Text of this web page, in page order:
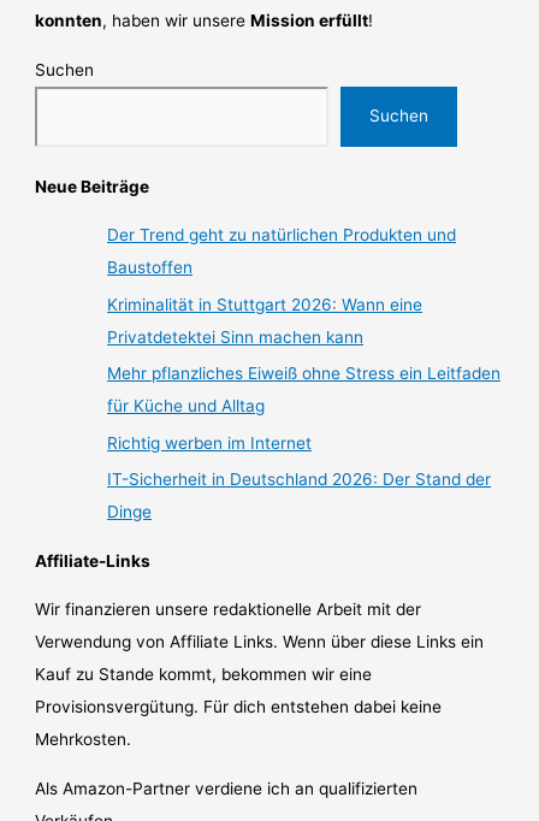
konnten, haben wir unsereMission erfüllt!
Suchen
Suchen
Neue Beiträge
Der Trend geht zu natürlichen Produkten und
Baustoffen
Kriminalität in Stuttgart 2026: Wann eine
Privatdetektei Sinn machen kann
Mehr pflanzliches Eiweiß ohne Stress ein Leitfaden
für Küche und Alltag
Richtig werben im Internet
IT-Sicherheit in Deutschland 2026: Der Stand der
Dinge
Affiliate-Links
Wir finanzieren unsere redaktionelle Arbeit mit der
Verwendung von Affiliate Links. Wenn über diese Links ein
Kauf zu Stande kommt, bekommen wir eine
Provisionsvergütung. Für dich entstehen dabei keine
Mehrkosten.
Als Amazon-Partner verdiene ich an qualifizierten